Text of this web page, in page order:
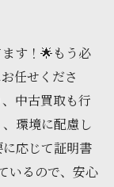
す！🌟もう必
任せくださ
中古買取も行
環境に配慮し
応じて証明書
いるので、安心